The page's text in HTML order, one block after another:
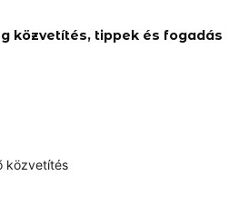
közvetítés, tippek és fogadás